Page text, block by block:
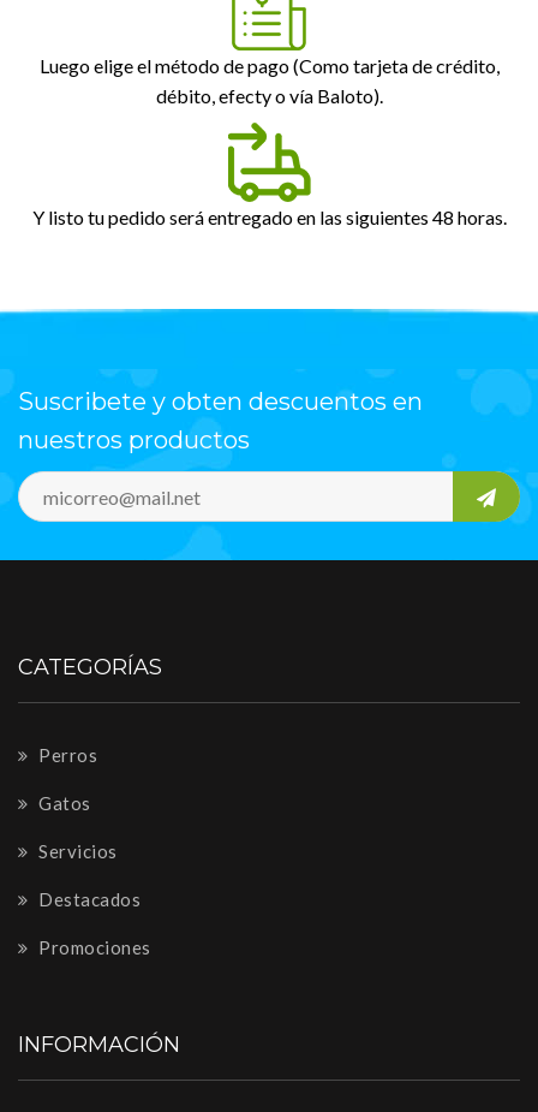
Luego elige el método de pago (Como tarjeta de crédito,
débito, efecty o vía Baloto).
Y listo tu pedido será entregado en las siguientes 48 horas.
Suscribete y obten descuentos en
nuestros productos
CATEGORÍAS
Perros
Gatos
Servicios
Destacados
Promociones
INFORMACIÓN